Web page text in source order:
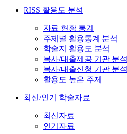
RISS 활용도 분석
자료 현황 통계
주제별 활용통계 분석
학술지 활용도 분석
복사/대출제공 기관 분석
복사/대출신청 기관 분석
활용도 높은 주제
최신/인기 학술자료
최신자료
인기자료